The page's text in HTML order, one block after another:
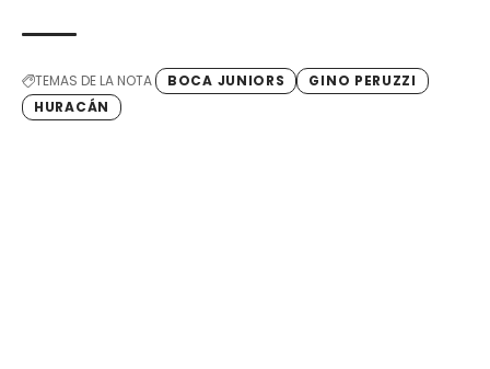
TEMAS DE LA NOTA BOCA JUNIORS
GINO PERUZZI
HURACÁN